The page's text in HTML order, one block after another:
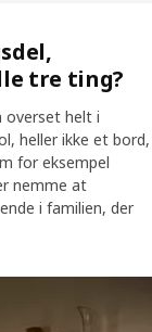
tre ting?
helt i
heller ikke et bord,
for eksempel
nemme at
i familien, der